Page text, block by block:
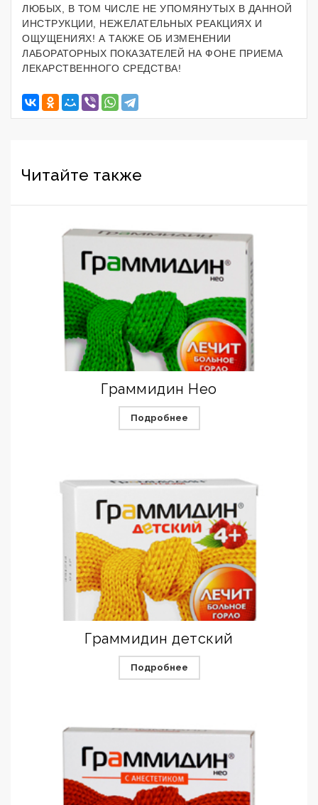
ЛЮБЫХ, В ТОМ ЧИСЛЕ НЕ УПОМЯНУТЫХ В ДАННОЙ
ИНСТРУКЦИИ, НЕЖЕЛАТЕЛЬНЫХ РЕАКЦИЯХ И
ОЩУЩЕНИЯХ! А ТАКЖЕ ОБ ИЗМЕНЕНИИ
ЛАБОРАТОРНЫХ ПОКАЗАТЕЛЕЙ НА ФОНЕ ПРИЕМА
ЛЕКАРСТВЕННОГО СРЕДСТВА!
Читайте также
Граммидин Нео
Подробнее
Граммидин детский
Подробнее